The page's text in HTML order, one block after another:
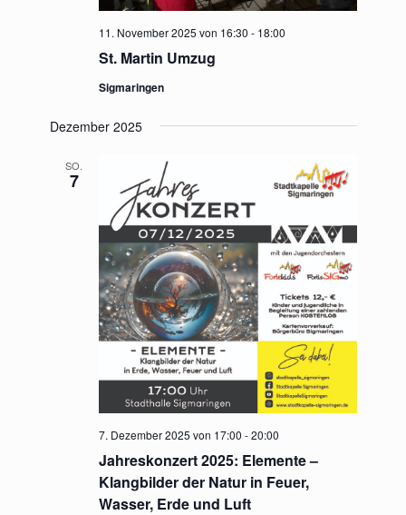
St. Martin Umzug
11. November 2025 von 16:30 - 18:00
Sigmaringen
Dezember 2025
SO.
7
Jahreskonzert 2025: Elemente –
Klangbilder der Natur in Feuer,
Wasser, Erde und Luft
7. Dezember 2025 von 17:00 -20:00